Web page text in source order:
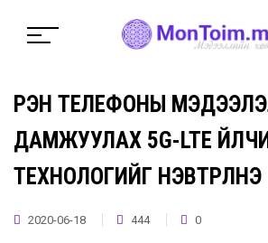
ҮҮРЭН ТЕЛЕФОНЫ
ДАМЖУУЛАХ 5G-LTE
ТЕХНОЛОГИЙГ НЭВТРҮҮЛНЭ
2020-06-18 444 0